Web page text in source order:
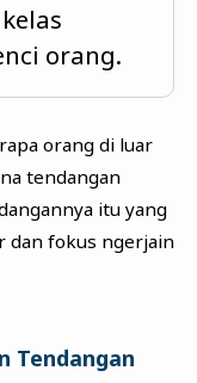
orang.
orang di luar
tendangan
itu yang
dan fokus ngerjain
Tendangan